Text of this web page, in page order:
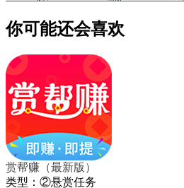
你可能还会喜欢
赏帮赚（最新版）
类型：②悬赏任务